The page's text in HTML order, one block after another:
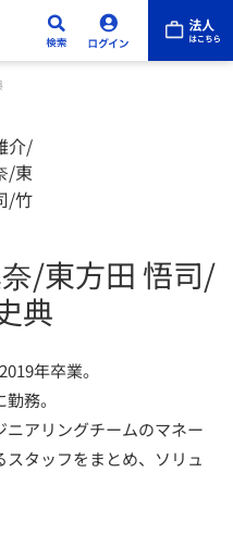
/東方田 悟司/
典
年卒業。
務。
アリングチームのマネー
タッフをまとめ、ソリュ